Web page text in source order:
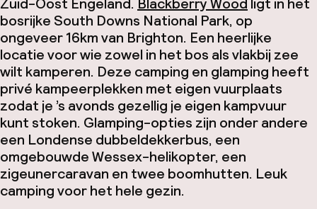
bosrijke South Downs National Park, op
ongeveer 16km van Brighton. Een heerlijke
locatie voor wie zowel in het bos als vlakbij zee
wilt kamperen. Deze camping en glamping heeft
privé kampeerplekken met eigen vuurplaats
zodat je ’s avonds gezellig je eigen kampvuur
kunt stoken. Glamping-opties zijn onder andere
een Londense dubbeldekkerbus, een
omgebouwde Wessex-helikopter, een
zigeunercaravan en twee boomhutten. Leuk
camping voor het hele gezin.